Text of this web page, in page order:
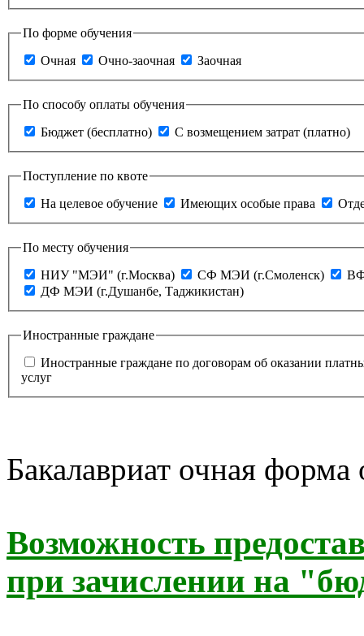
По форме обучения
Очная
Очно-заочная Заочная
По способу оплаты обучения
Бюджет (бесплатно)
С возмещением затрат (платно)
Поступление по квоте
На целевое обучение
Имеющих особые права
По месту обучения
НИУ "МЭИ" (г.Москва)
СФ МЭИ (г.Смоленск)
ДФ МЭИ (г.Душанбе, Таджикистан)
Иностранные граждане
Иностранные граждане по договорам об оказании
услуг
Бакалавриат очная форма
Возможность
при зачислении на